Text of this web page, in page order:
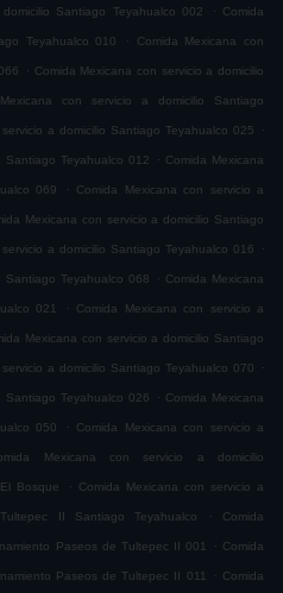
Santiago Teyahualco 002 . Comida
Teyahualco 010 . Comida Mexicana con
. Comida Mexicana con servicio a domicilio
con servicio a domicilio Santiago
a domicilio Santiago Teyahualco 025 .
Santiago Teyahualco 012 . Comida Mexicana
069 . Comida Mexicana con servicio a
Mexicana con servicio a domicilio Santiago
a domicilio Santiago Teyahualco 016 .
Santiago Teyahualco 068 . Comida Mexicana
021 . Comida Mexicana con servicio a
Mexicana con servicio a domicilio Santiago
a domicilio Santiago Teyahualco 070 .
Santiago Teyahualco 026 . Comida Mexicana
050 . Comida Mexicana con servicio a
Mexicana con servicio a domicilio
Bosque . Comida Mexicana con servicio a
II Santiago Teyahualco . Comida
Paseos de Tultepec II 001 . Comida
Paseos de Tultepec II 011 . Comida